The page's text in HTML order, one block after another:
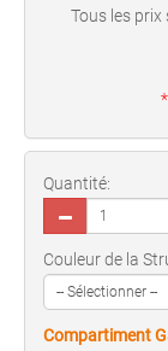
Tous les prix
Quantité:
Couleur de la
Compartiment